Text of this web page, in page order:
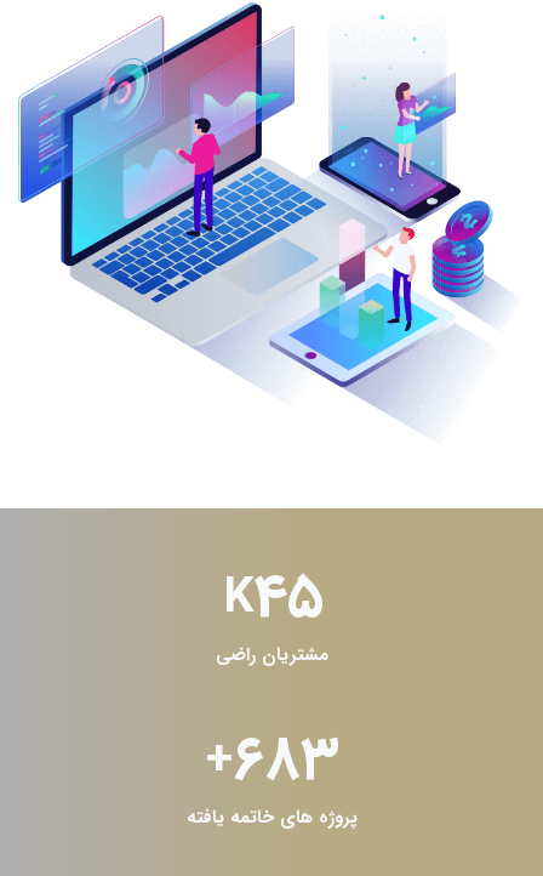
50
K
مشتریان راضی
753
+
پروژه های خاتمه یافته